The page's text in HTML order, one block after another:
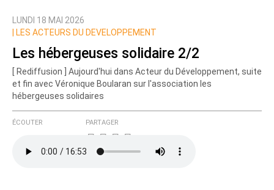
LUNDI 18 MAI 2026
LES ACTEURS DU DEVELOPPEMENT
Les hébergeuses solidaire 2/2
[ Rediffusion ] Aujourd'hui dans Acteur du Développement, suite
et fin avec Véronique Boularan sur l'association les
hébergeuses solidaires
ÉCOUTER PARTAGER